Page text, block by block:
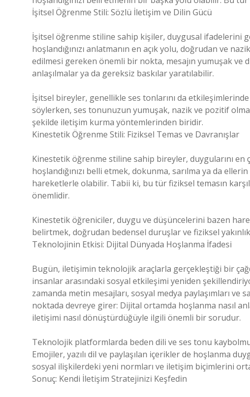
İşitsel Öğrenme Stili: Sözlü İletişim ve Dilin Gücü
İşitsel öğrenme stiline sahip kişiler, duygusal ifadelerini
hoşlandığınızı anlatmanın en açık yolu, doğrudan ve
edilmesi gereken önemli bir nokta, mesajın yumuşak ve
anlaşılmalar ya da gereksiz baskılar yaratılabilir.
İşitsel bireyler, genellikle ses tonlarını da
söylerken, ses tonunuzun yumuşak, nazik ve pozitif
şekilde iletişim kurma yöntemlerinden biridir.
Kinestetik Öğrenme Stili: Fiziksel Temas ve Davranışlar
Kinestetik öğrenme stiline sahip bireyler, duygularını en
hoşlandığınızı belli etmek, dokunma, sarılma ya da
hareketlerle olabilir. Tabii ki, bu tür fiziksel temasın
önemlidir.
Kinestetik öğreniciler, duygu ve düşüncelerini bazen
belirtmek, doğrudan bedensel duruşlar ve fiziksel
Teknolojinin Etkisi: Dijital Dünyada Hoşlanma İfadesi
Bugün, iletişimin teknolojik araçlarla gerçekleştiği bir
insanlar arasındaki sosyal etkileşimi yeniden
zamanda metin mesajları, sosyal medya paylaşımları
noktada devreye girer: Dijital ortamda hoşlanma nasıl
iletişimi nasıl dönüştürdüğüyle ilgili önemli bir sorudur.
Teknolojik platformlarda beden dili ve ses tonu
Emojiler, yazılı dil ve paylaşılan içerikler de hoşlanma
sosyal ilişkilerdeki yeni normları ve iletişim biçimlerini
Sonuç: Kendi İletişim Stratejinizi Keşfedin